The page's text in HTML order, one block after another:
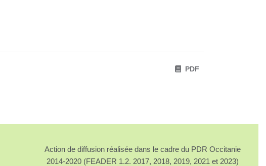
PDF
Action de diffusion réalisée dans le cadre du PDR Occitanie
2014-2020 (FEADER 1.2. 2017, 2018, 2019, 2021 et 2023)